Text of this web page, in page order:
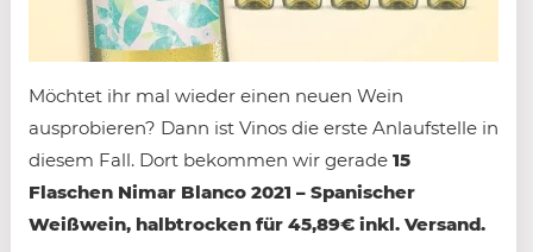
Möchtet ihr mal wieder einen neuen Wein
ausprobieren? Dann ist Vinos die erste Anlaufstelle in
diesem Fall. Dort bekommen wir gerade 15
Flaschen Nimar Blanco 2021 – Spanischer
Weißwein, halbtrocken für 45,89€ inkl. Versand.